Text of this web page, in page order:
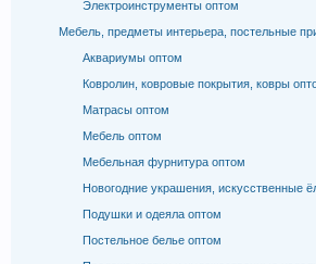
Электроинструменты оптом
Мебель, предметы интерьера, постельные
Аквариумы оптом
Ковролин, ковровые покрытия, ковры
Матрасы оптом
Мебель оптом
Мебельная фурнитура оптом
Новогодние украшения, искусственные
Подушки и одеяла оптом
Постельное белье оптом